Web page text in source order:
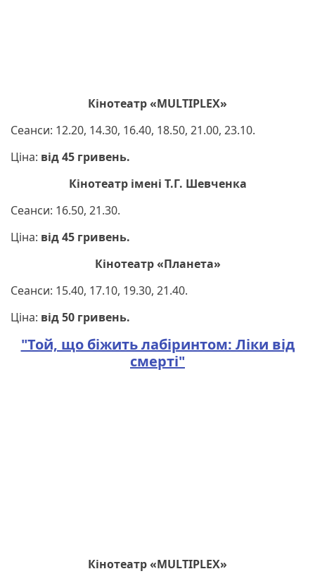
Кінотеатр «MULTIPLEX»
Сеанси: 12.20, 14.30, 16.40, 18.50, 21.00, 23.10.
Ціна: від 45 гривень.
Кінотеатр імені Т.Г. Шевченка
Сеанси: 16.50, 21.30.
Ціна: від 45 гривень.
Кінотеатр «Планета»
Сеанси: 15.40, 17.10, 19.30, 21.40.
Ціна: від 50 гривень.
"Той, що біжить лабіринтом: Ліки від
смерті"
Кінотеатр «MULTIPLEX»